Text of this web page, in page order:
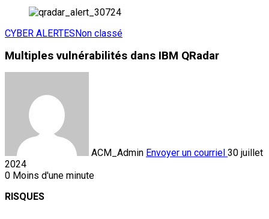
CYBER ALERTESNon classé
Multiples vulnérabilités dans IBM QRadar
ACM_Admin Envoyer un courriel 30 juillet
2024
0 Moins d'une minute
RISQUES